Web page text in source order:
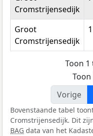
Cromstrijensedijk
Groot
Cromstrijensedijk
Toon 1
Toon
Vorige
Bovenstaande tabel
Cromstrijensedijk. Dit
BAG data van het